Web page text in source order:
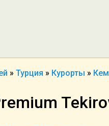
» Турция » Курорты »